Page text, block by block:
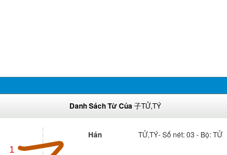
Danh Sách Từ Của子TỬ,TÝ
1
Hán TỬ,TÝ- Số nét: 03 - Bộ: